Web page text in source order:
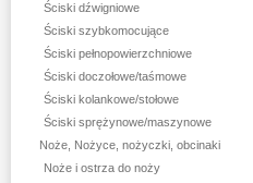
Ściski dźwigniowe
Ściski szybkomocujące
Ściski pełnopowierzchniowe
Ściski doczołowe/taśmowe
Ściski kolankowe/stołowe
Ściski sprężynowe/maszynowe
Noże, Nożyce, nożyczki, obcinaki
Noże i ostrza do noży